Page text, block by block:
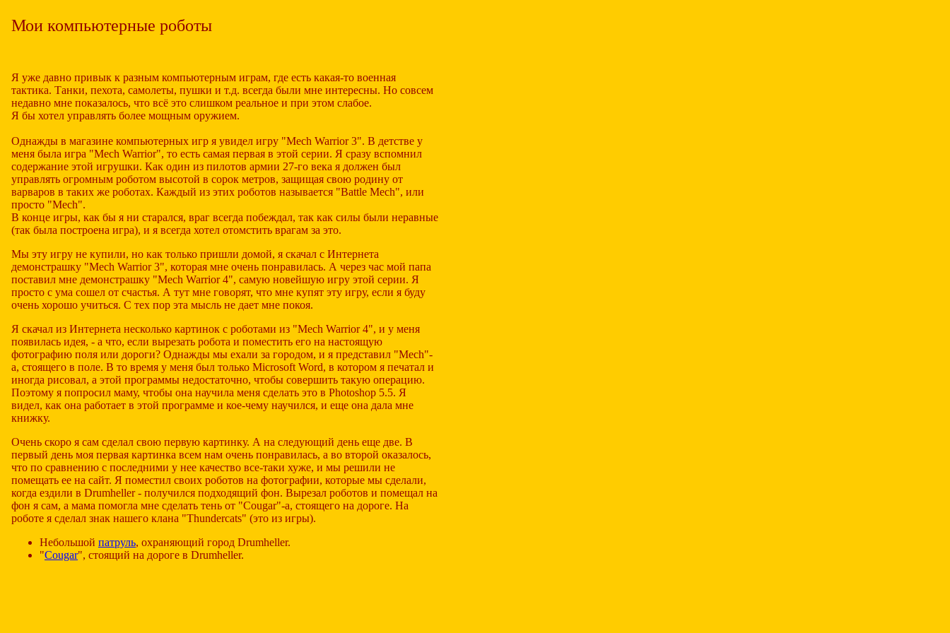
Мои компьютерные роботы
Я уже давно привык к разным компьютерным играм, где есть какая-то военная
тактика. Танки, пехота, самолеты, пушки и т.д. всегда были мне интересны. Но совсем
недавно мне показалось, что всё это слишком реальное и при этом слабое.
Я бы хотел управлять более мощным оружием.
Однажды в магазине компьютерных игр я увидел игру "Mech Warrior 3". В детстве у
меня была игра "Mech Warrior", то есть самая первая в этой серии. Я сразу вспомнил
содержание этой игрушки. Как один из пилотов армии 27-го века я должен был
управлять огромным роботом высотой в сорок метров, защищая свою родину от
варваров в таких же роботах. Каждый из этих роботов называется "Battle Mech", или
просто "Mech".
В конце игры, как бы я ни старался, враг всегда побеждал, так как силы были неравные
(так была построена игра), и я всегда хотел отомстить врагам за это.
Мы эту игру не купили, но как только пришли домой, я скачал с Интернета
демонстрашку "Mech Warrior 3", которая мне очень понравилась. А через час мой папа
поставил мне демонстрашку "Mech Warrior 4", самую новейшую игру этой серии. Я
просто с ума сошел от счастья. А тут мне говорят, что мне купят эту игру, если я буду
очень хорошо учиться. С тех пор эта мысль не дает мне покоя.
Я скачал из Интернета несколько картинок с роботами из "Mech Warrior 4", и у меня
появилась идея, - а что, если вырезать робота и поместить его на настоящую
фотографию поля или дороги? Однажды мы ехали за городом, и я представил "Mech"-
a, стоящего в поле. В то время у меня был только Microsoft Word, в котором я печатал и
иногда рисовал, а этой программы недостаточно, чтобы совершить такую операцию.
Поэтому я попросил маму, чтобы она научила меня сделать это в Photoshop 5.5. Я
видел, как она работает в этой программе и кое-чему научился, и еще она дала мне
книжку.
Очень скоро я сам сделал свою первую картинку. А на следующий день еще две. В
первый день моя первая картинка всем нам очень понравилась, а во второй оказалось,
что по сравнению с последними у нее качество все-таки хуже, и мы решили не
помещать ее на сайт. Я поместил своих роботов на фотографии, которые мы сделали,
когда ездили в Drumheller - получился подходящий фон. Вырезал роботов и помещал на
фон я сам, а мама помогла мне сделать тень от "Cougar"-a, стоящего на дороге. На
роботе я сделал знак нашего клана "Thundercats" (это из игры).
Небольшой патруль, охраняющий город Drumheller.
"Cougar", стоящий на дороге в Drumheller.